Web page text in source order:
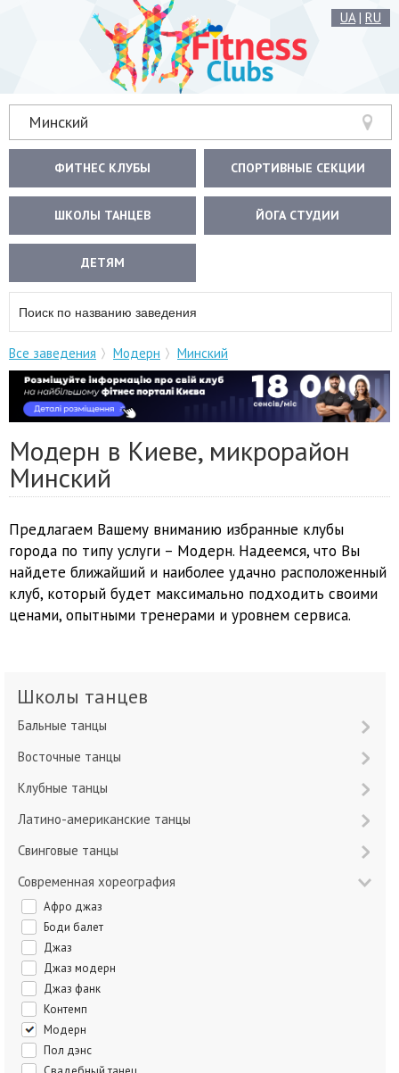
UA| RU
Минский
ФИТНЕС КЛУБЫ СПОРТИВНЫЕ СЕКЦИИ
ШКОЛЫ ТАНЦЕВ ЙОГА СТУДИИ
ДЕТЯМ
Все заведения Модерн Минский
Модерн в Киеве, микрорайон
Минский
Предлагаем Вашему вниманию избранные клубы
города по типу услуги – Модерн. Надеемся, что Вы
найдете ближайший и наиболее удачно расположенный
клуб, который будет максимально подходить своими
ценами, опытными тренерами и уровнем сервиса.
Школы танцев
Бальные танцы
Восточные танцы
Клубные танцы
Латино-американские танцы
Свинговые танцы
Современная хореография
Афро джаз
Боди балет
Джаз
Джаз модерн
Джаз фанк
Контемп
Модерн
Пол дэнс